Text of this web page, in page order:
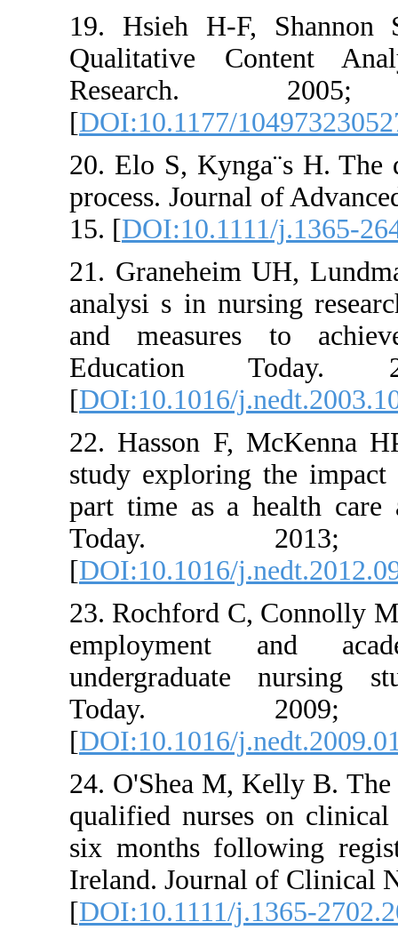
19. Hsieh H-F,
Qualitative
Research.
[DOI:10.1177/
20. Elo S,
process. Journal of
15. [DOI:10.1111/
21. Graneheim
analysi s in
and measures to
Education
[DOI:10.1016/
22. Hasson F,
study exploring
part time as a
Today.
[DOI:10.1016/
23. Rochford C,
employment
undergraduate
Today.
[DOI:10.1016/
24. O'Shea M,
qualified nurses
six months
Ireland. Journal of
[DOI:10.1111/